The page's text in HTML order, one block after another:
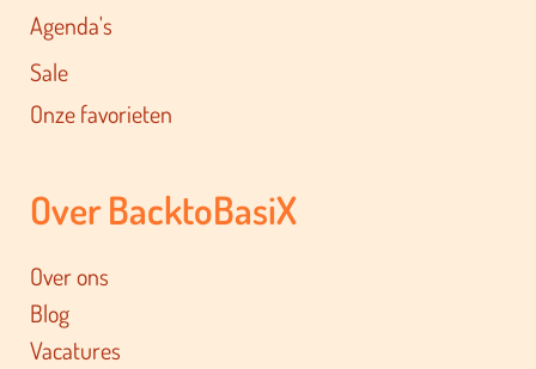
Agenda's
Sale
Onze favorieten
Over BacktoBasiX
Over ons
Blog
Vacatures